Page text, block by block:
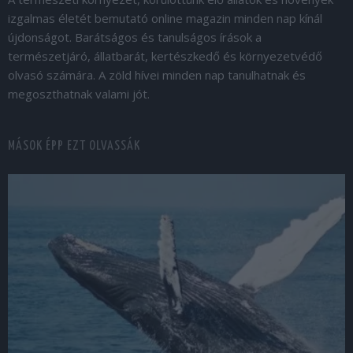
izgalmas életét bemutató online magazin minden nap kínál
újdonságot. Barátságos és tanulságos írások a
természetjáró, állatbarát, kertészkedő és környezetvédő
olvasó számára. A zöld hívei minden nap tanulhatnak és
megoszthatnak valami jót.
MÁSOK ÉPP EZT OLVASSÁK